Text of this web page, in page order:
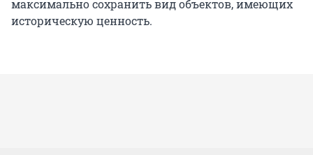
максимально сохранить вид объектов, имеющих
историческую ценность.